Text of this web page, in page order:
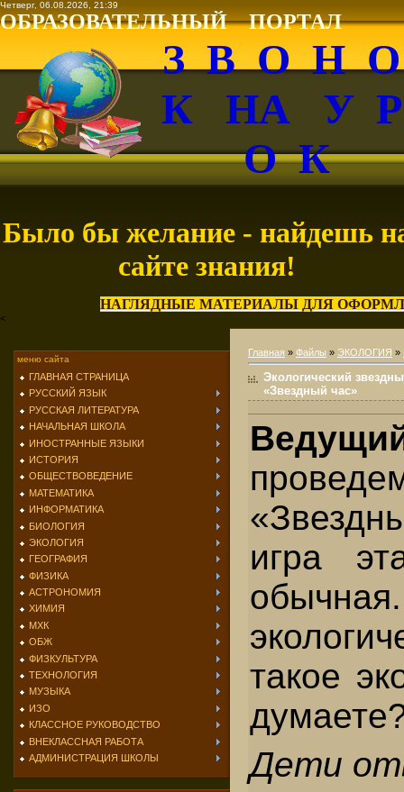
Четверг, 06.08.2026, 21:39
ОБРАЗОВАТЕЛЬНЫЙ ПОРТАЛ
З В О Н
К НА У
О К
Было бы желание - найдешь
сайте знания!
НАГЛЯДНЫЕ МАТЕРИАЛЫ ДЛЯ
<
меню сайта
ГЛАВНАЯ СТРАНИЦА
РУССКИЙ ЯЗЫК
РУССКАЯ ЛИТЕРАТУРА
НАЧАЛЬНАЯ ШКОЛА
ИНОСТРАННЫЕ ЯЗЫКИ
ИСТОРИЯ
ОБЩЕСТВОВЕДЕНИЕ
МАТЕМАТИКА
ИНФОРМАТИКА
БИОЛОГИЯ
ЭКОЛОГИЯ
ГЕОГРАФИЯ
ФИЗИКА
АСТРОНОМИЯ
ХИМИЯ
МХК
ОБЖ
ФИЗКУЛЬТУРА
ТЕХНОЛОГИЯ
МУЗЫКА
ИЗО
КЛАССНОЕ РУКОВОДСТВО
ВНЕКЛАССНАЯ РАБОТА
АДМИНИСТРАЦИЯ ШКОЛЫ
Главная » Файлы » ЭКОЛОГИЯ »
Экологический
«Звездный час»
игра
такое
Дети